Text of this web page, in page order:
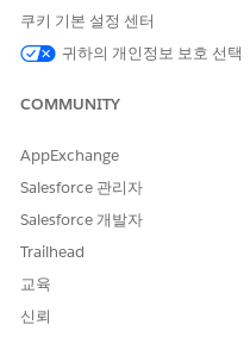
께 작동하도록 설계되었습니다.
사례 용량 시각화 구성
타임라인 전반에서 총 사례
시맨틱 모델의 데이터를 사
시각화하고 이해당사자에
있도록 설계되어 수동 구성
상위 열린 기회 시각화 구성
Tableau Next Top Open
일즈 관리자가 상위 진행
쿠키 기본 설정 센터
귀하의 개인정보 보호 선택
COMMUNITY
AppExchange
Salesforce 관리자
Salesforce 개발자
Trailhead
교육
신뢰